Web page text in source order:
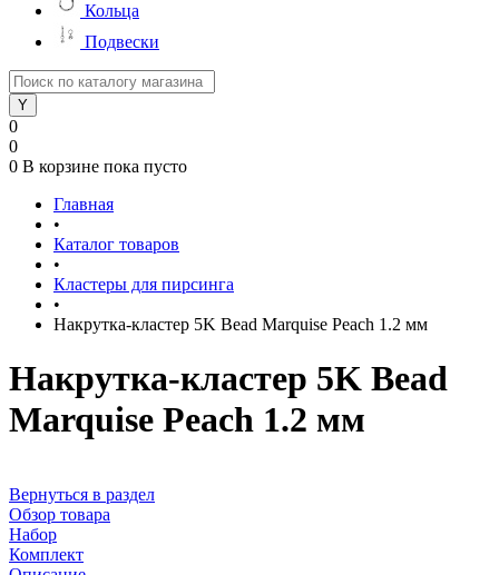
Кольца
Подвески
0
0
0 В корзине пока пусто
Главная
•
Каталог товаров
•
Кластеры для пирсинга
•
Накрутка-кластер 5K Bead Marquise Peach 1.2 мм
Накрутка-кластер 5K Bead
Marquise Peach 1.2 мм
Вернуться в раздел
Обзор товара
Набор
Комплект